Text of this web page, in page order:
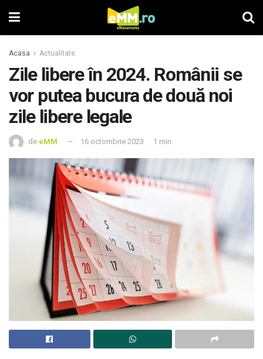
Acasa Actualitate
Zile libere în 2024. Românii se
vor putea bucura de două noi
zile libere legale
de eMM 16 octombrie 2023 1 min